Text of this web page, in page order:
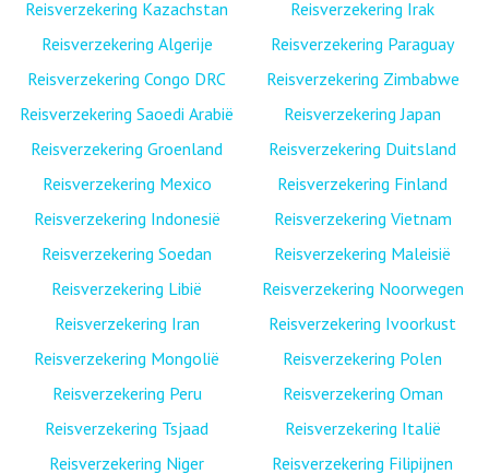
Reisverzekering Kazachstan
Reisverzekering Algerije
Reisverzekering Congo DRC
Reisverzekering Saoedi Arabië
Reisverzekering Groenland
Reisverzekering Mexico
Reisverzekering Indonesië
Reisverzekering Soedan
Reisverzekering Libië
Reisverzekering Iran
Reisverzekering Mongolië
Reisverzekering Peru
Reisverzekering Tsjaad
Reisverzekering Niger
Reisverzekering Irak
Reisverzekering Paraguay
Reisverzekering Zimbabwe
Reisverzekering Japan
Reisverzekering Duitsland
Reisverzekering Finland
Reisverzekering Vietnam
Reisverzekering Maleisië
Reisverzekering Noorwegen
Reisverzekering Ivoorkust
Reisverzekering Polen
Reisverzekering Oman
Reisverzekering Italië
Reisverzekering Filipijnen